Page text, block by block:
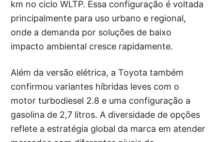
km no ciclo WLTP. Essa configuração é voltada
principalmente para uso urbano e regional,
onde a demanda por soluções de baixo
impacto ambiental cresce rapidamente.
Além da versão elétrica, a Toyota também
confirmou variantes híbridas leves com o
motor turbodiesel 2.8 e uma configuração a
gasolina de 2,7 litros. A diversidade de opções
reflete a estratégia global da marca em atender